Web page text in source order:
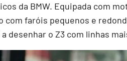
da BMW. Equipada com
com faróis pequenos e
desenhar o Z3 com linhas